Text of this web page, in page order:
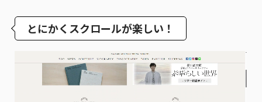
とにかくスクロールが楽しい！